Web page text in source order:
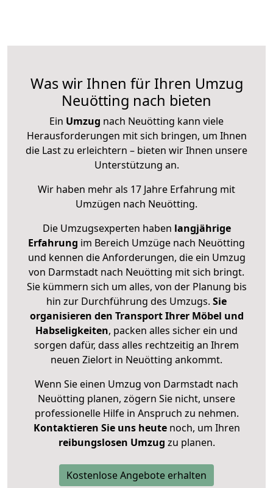
Was wir Ihnen für Ihren Umzug
Neuötting nach bieten
Ein Umzug nach Neuötting kann viele
Herausforderungen mit sich bringen, um Ihnen
die Last zu erleichtern – bieten wir Ihnen unsere
Unterstützung an.
Wir haben mehr als 17 Jahre Erfahrung mit
Umzügen nach Neuötting.
Die Umzugsexperten haben langjährige
Erfahrung im Bereich Umzüge nach Neuötting
und kennen die Anforderungen, die ein Umzug
von Darmstadt nach Neuötting mit sich bringt.
Sie kümmern sich um alles, von der Planung bis
hin zur Durchführung des Umzugs. Sie
organisieren den Transport Ihrer Möbel und
Habseligkeiten, packen alles sicher ein und
sorgen dafür, dass alles rechtzeitig an Ihrem
neuen Zielort in Neuötting ankommt.
Wenn Sie einen Umzug von Darmstadt nach
Neuötting planen, zögern Sie nicht, unsere
professionelle Hilfe in Anspruch zu nehmen.
Kontaktieren Sie uns heutenoch, um Ihren
reibungslosen Umzug zu planen.
Kostenlose Angebote erhalten